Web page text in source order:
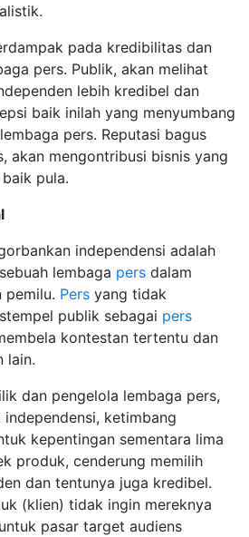
pada kredibilitas dan
pers. Publik, akan melihat
lebih kredibel dan
baik inilah yang menyumbang
pers. Reputasi bagus
akan mengontribusi bisnis yang
pula.
independensi adalah
lembaga pers dalam
pemilu. Pers yang tidak
publik sebagai pers
kontestan tertentu dan
lain.
dan pengelola lembaga pers,
ketimbang
kepentingan sementara lima
produk, cenderung memilih
dan tentunya juga kredibel.
(klien) tidak ingin mereknya
pasar target audiens